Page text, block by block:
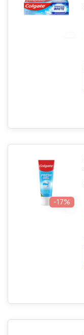
-17%